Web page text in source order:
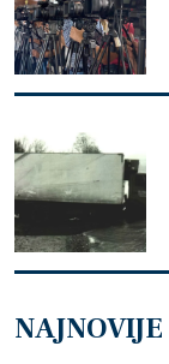
NAJNOVIJE